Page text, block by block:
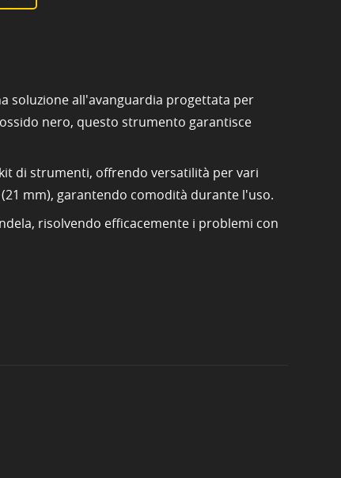
soluzione all'avanguardia progettata per
nero, questo strumento garantisce
di strumenti, offrendo versatilità per vari
mm), garantendo comodità durante l'uso.
risolvendo efficacemente i problemi con